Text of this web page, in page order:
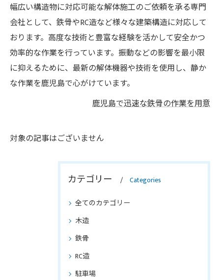
幅広い構造物に対応可能な解体施工のご依頼を承る専門
会社として、鉄骨やRC造など様々な建築構造に対応して
おります。高度な技術と豊富な経験を活かして安全かつ
効率的な作業を行っています。振動などの影響を最小限
に抑えるために、最新の解体機器や技術を使用し、静か
な作業を鹿児島で心がけています。
鹿児島で迅速な鉄骨の作業を用意
対象の記事はございません
カテゴリー Categories
全てのカテゴリー
木造
鉄骨
RC造
駐車場